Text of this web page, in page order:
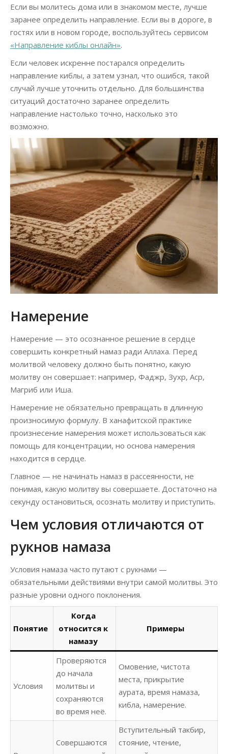
Если вы молитесь дома или в знакомом месте, лучше
заранее определить направление. Если вы в дороге, в
гостях или в новом городе, воспользуйтесь сервисом
«Направление киблы онлайн».
Если человек искренне постарался определить
направление киблы, а затем узнал, что ошибся, такой
случай лучше уточнить отдельно. Для большинства
ситуаций достаточно заранее определить
направление настолько точно, насколько это
возможно.
Намерение
Намерение — это осознанное решение в сердце
совершить конкретный намаз ради Аллаха. Перед
молитвой человеку должно быть понятно, какую
молитву он совершает: например, Фаджр, Зухр, Аср,
Магриб или Иша.
Намерение не обязательно превращать в длинную
произносимую формулу. В ханафитской практике
произнесение намерения может использоваться как
помощь для концентрации, но основа намерения
находится в сердце.
Главное — не начинать намаз в рассеянности, не
понимая, какую молитву вы совершаете. Достаточно на
секунду остановиться, осознать молитву и приступить.
Чем условия отличаются от
рукнов намаза
Условия намаза часто путают с рукнами —
обязательными действиями внутри самой молитвы. Это
разные уровни одного поклонения.
Понятие
Когда
относится к
намазу
Примеры
Условия
Проверяются
до начала
молитвы и
сохраняются
во время неё.
Омовение, чистота
места, прикрытие
аурата, время намаза,
кибла, намерение.
Совершаются
Вступительный такбир,
стояние, чтение,